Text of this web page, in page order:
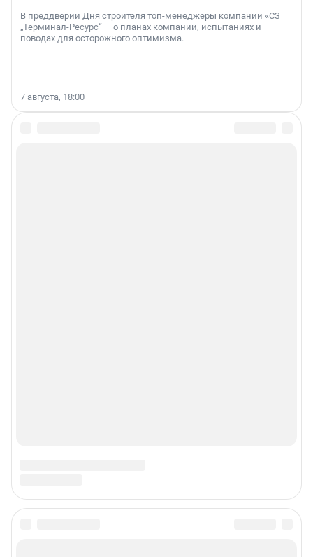
В преддверии Дня строителя топ-менеджеры компании «СЗ
„Терминал-Ресурс“ — о планах компании, испытаниях и
поводах для осторожного оптимизма.
7 августа, 18:00